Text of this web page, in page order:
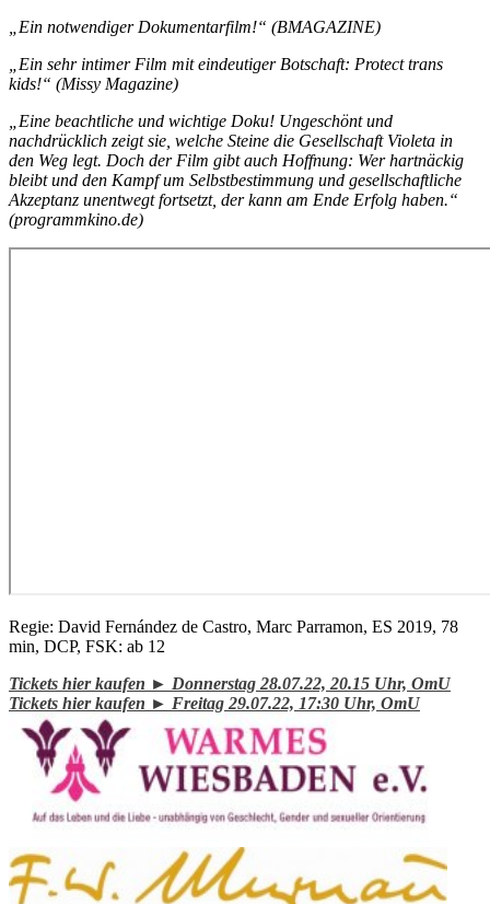
„Ein notwendiger Dokumentarfilm!“ (BMAGAZINE)
„Ein sehr intimer Film mit eindeutiger Botschaft: Protect trans
kids!“ (Missy Magazine)
„Eine beachtliche und wichtige Doku! Ungeschönt und
nachdrücklich zeigt sie, welche Steine die Gesellschaft Violeta in
den Weg legt. Doch der Film gibt auch Hoffnung: Wer hartnäckig
bleibt und den Kampf um Selbstbestimmung und gesellschaftliche
Akzeptanz unentwegt fortsetzt, der kann am Ende Erfolg haben.“
(programmkino.de)
Regie: David Fernández de Castro, Marc Parramon, ES 2019, 78
min, DCP, FSK: ab 12
Tickets hier kaufen ► Donnerstag 28.07.22, 20.15 Uhr, OmU
Tickets hier kaufen ► Freitag 29.07.22, 17:30 Uhr, OmU